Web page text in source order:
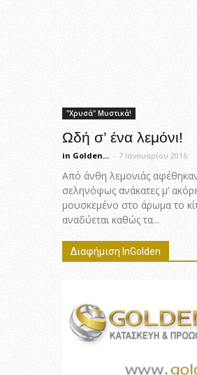
"Χρυσά" Μυστικά!
Ωδή σ’ ένα λεμόνι!
in Golden... - 7 Ιανουαρίου 2016
Από άνθη λεμονιάς
σεληνόφως ανάκατες μ’
μουσκεμένο στο άρωμα το
αναδύεται καθώς τα...
Διαφήμιση InGolden